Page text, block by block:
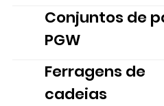
Conjuntos de
PGW
Ferragens de
cadeias